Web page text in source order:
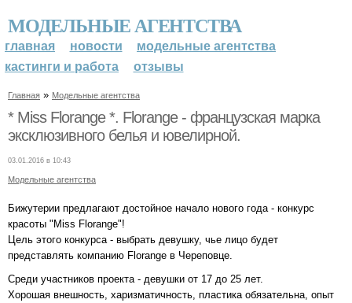
МОДЕЛЬНЫЕ АГЕНТСТВА
главная новости
модельные агентства
кастинги и работа
отзывы
Главная » Модельные агентства
* Miss Florange *. Florange - французская марка
эксклюзивного белья и ювелирной.
03.01.2016 в 10:43
Модельные агентства
Бижутерии предлагают достойное начало нового года - конкурс
красоты "Miss Florange"!
Цель этого конкурса - выбрать девушку, чье лицо будет
представлять компанию Florange в Череповце.
Среди участников проекта - девушки от 17 до 25 лет.
Хорошая внешность, харизматичность, пластика обязательна, опыт